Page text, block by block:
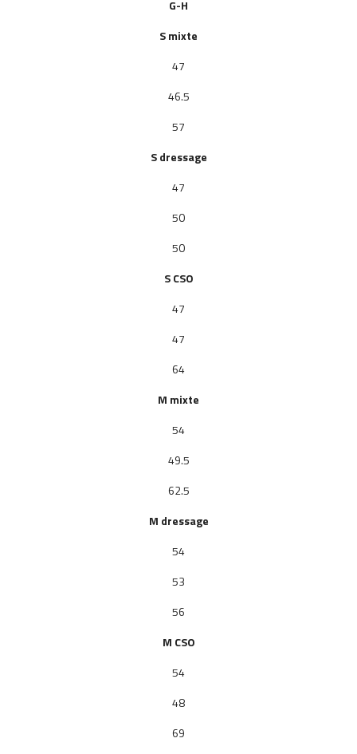
G-H
S mixte
47
46.5
57
S dressage
47
50
50
SCSO
47
47
64
M mixte
54
49.5
62.5
M dressage
54
53
56
M CSO
54
48
69